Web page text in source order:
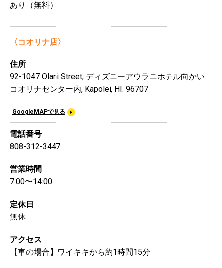
あり（無料）
〈コオリナ店〉
住所
92-1047 Olani Street, ディズニーアウラニホテル向かい
コオリナセンター内, Kapolei, HI. 96707
GoogleMAPで見る
電話番号
808-312-3447
営業時間
7:00〜14:00
定休日
無休
アクセス
【車の場合】ワイキキから約1時間15分